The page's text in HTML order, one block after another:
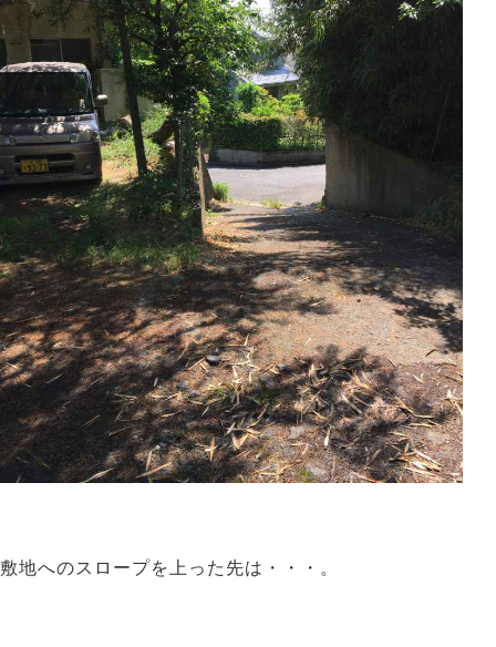
敷地へのスロープを上った先は・ ・ ・。